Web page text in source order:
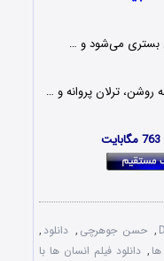
بستری می‌شود و …
ترلان پروانه و …
, حسن جوهرچی , دانلود ,
, دانلود فیلم انسان ها با